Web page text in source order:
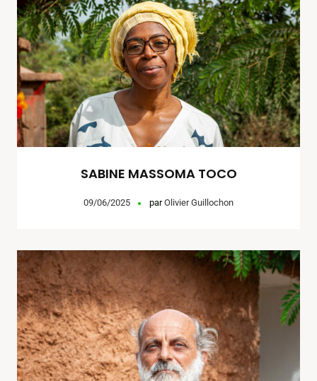
SABINE MASSOMA TOCO
09/06/2025 parOlivier Guillochon